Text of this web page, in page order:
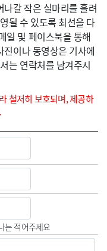
갈 작은 실마리를 흘려
될 수 있도록 최선을 다
일 및 페이스북을 통해
이나 동영상은 기사에
는 연락처를 남겨주시
철저히 보호되며, 제공하
는 적어주세요